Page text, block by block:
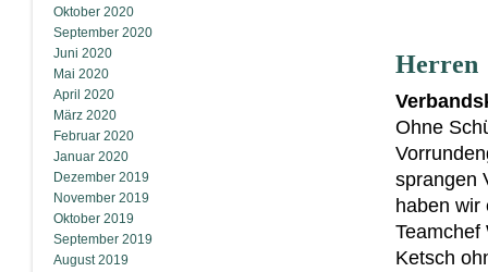
Oktober 2020
September 2020
Juni 2020
Mai 2020
April 2020
März 2020
Februar 2020
Januar 2020
Dezember 2019
November 2019
Oktober 2019
September 2019
August 2019
Herren
Ohne
sprangen
haben wir
Teamchef
Ketsch